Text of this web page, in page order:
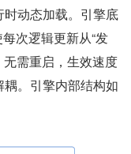
动态加载。引擎底
次逻辑更新从“发
无需重启，生效速度
。引擎内部结构如